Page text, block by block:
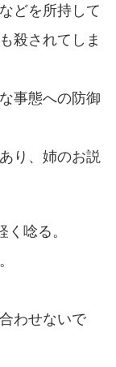
どを所持して
殺されてしま
事態への防御
り、姉のお説
唸る。
わせないで